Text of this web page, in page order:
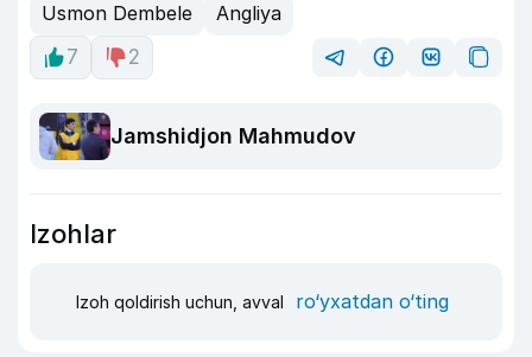
Usmon Dembele
Angliya
7
2
Jamshidjon Mahmudov
Izohlar
Izoh qoldirish uchun, avval ro‘yxatdan o‘ting